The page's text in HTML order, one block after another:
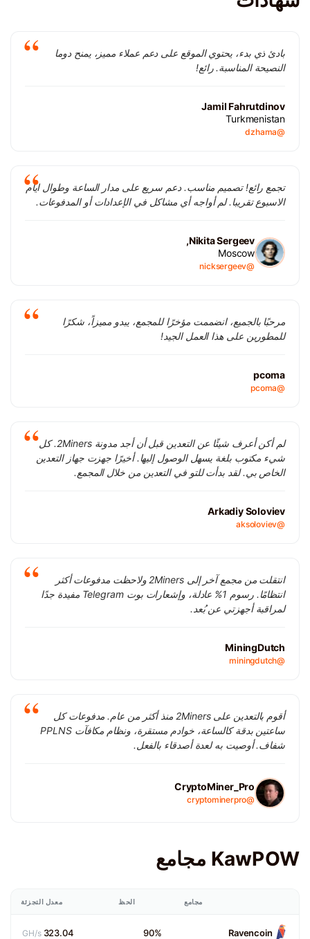
بادئ ذي بدء، يحتوي الموقع على دعم عملاء مميز، يمنح دوما
النصيحة المناسبة. رائع!
Jamil Fahrutdinov
Turkmenistan
@dzhama
تجمع رائع! تصميم مناسب. دعم سريع على مدار الساعة وطوال ايام
الاسبوع تقريبا. لم أواجه أي مشاكل في الإعدادات أو المدفوعات.
Nikita Sergeev,
Moscow
@nicksergeev
مرحبًا بالجميع، انضممت مؤخرًا للمجمع، يبدو مميزاً، شكرًا
للمطورين على هذا العمل الجيد!
pcoma
@pcoma
لم أكن أعرف شيئًا عن التعدين قبل أن أجد مدونة 2Miners. كل
شيء مكتوب بلغة يسهل الوصول إليها. أخيرًا جهزت جهاز التعدين
الخاص بي. لقد بدأت للتو في التعدين من خلال المجمع.
Arkadiy Soloviev
@aksoloviev
انتقلت من مجمع آخر إلى 2Miners ولاحظت مدفوعات أكثر
انتظامًا. رسوم 1% عادلة، وإشعارات بوت Telegram مفيدة جدًا
لمراقبة أجهزتي عن بُعد.
MiningDutch
@miningdutch
أقوم بالتعدين على 2Miners منذ أكثر من عام. مدفوعات كل
ساعتين بدقة كالساعة، خوادم مستقرة، ونظام مكافآت PPLNS
شفاف. أوصيت به لعدة أصدقاء بالفعل.
CryptoMiner_Pro
@cryptominerpro
KawPOW مجامع
مجامع الحظ معدل التجزئة
Ravencoin
90%
323.04
GH/s